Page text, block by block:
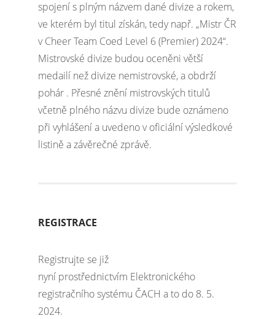
spojení s plným názvem dané divize a rokem,
ve kterém byl titul získán, tedy např. „Mistr ČR
v Cheer Team Coed Level 6 (Premier) 2024“.
Mistrovské divize budou oceněni větší
medailí než divize nemistrovské, a obdrží
pohár . Přesné znění mistrovských titulů
včetně plného názvu divize bude oznámeno
při vyhlášení a uvedeno v oficiální výsledkové
listině a závěrečné zprávě.
REGISTRACE
Registrujte se již
nyní prostřednictvím Elektronického
registračního systému ČACH a to do 8. 5.
2024.